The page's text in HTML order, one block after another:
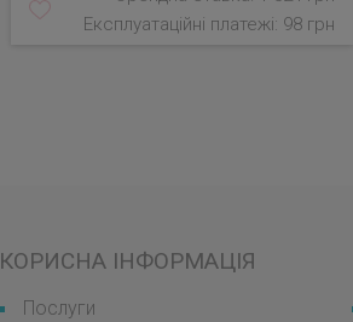
Експлуатаційні платежі: 98 грн
КОРИСНА ІНФОРМАЦІЯ
Послуги